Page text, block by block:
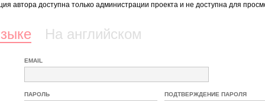
автора доступна только администрации проекта и не доступна для
На английском
EMAIL
ПАРОЛЬ ПОДТВЕРЖДЕНИЕ ПАРОЛЯ